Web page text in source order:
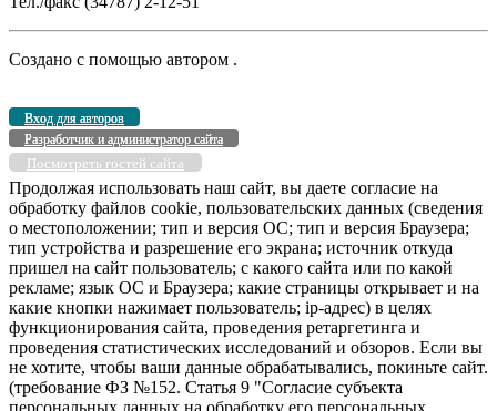
Создано с помощью автором .
Вход для авторов
Разработчик и администратор сайта
Посмотреть гостей сайта
Продолжая использовать наш сайт, вы даете согласие на
обработку файлов cookie, пользовательских данных (сведения
о местоположении; тип и версия ОС; тип и версия Браузера;
тип устройства и разрешение его экрана; источник откуда
пришел на сайт пользователь; с какого сайта или по какой
рекламе; язык ОС и Браузера; какие страницы открывает и на
какие кнопки нажимает пользователь; ip-адрес) в целях
функционирования сайта, проведения ретаргетинга и
проведения статистических исследований и обзоров. Если вы
не хотите, чтобы ваши данные обрабатывались, покиньте сайт.
(требование ФЗ №152. Статья 9 "Согласие субъекта
персональных данных на обработку его персональных